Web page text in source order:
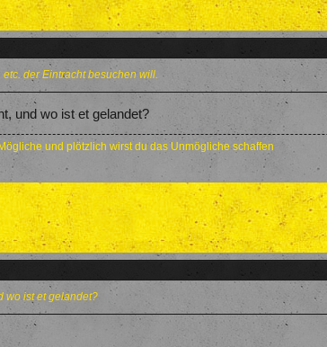
der Eintracht besuchen will.
und wo ist et gelandet?
und plötzlich wirst du das Unmögliche schaffen
wo ist et gelandet?